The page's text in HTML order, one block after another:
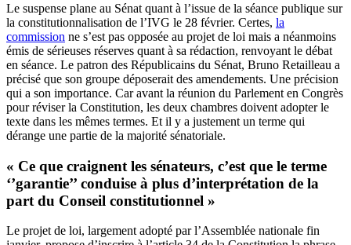
Le suspense plane au Sénat quant à l’issue de la séance publique sur
la constitutionnalisation de l’IVG le 28 février. Certes, la
commission ne s’est pas opposée au projet de loi mais a néanmoins
émis de sérieuses réserves quant à sa rédaction, renvoyant le débat
en séance. Le patron des Républicains du Sénat, Bruno Retailleau a
précisé que son groupe déposerait des amendements. Une précision
qui a son importance. Car avant la réunion du Parlement en Congrès
pour réviser la Constitution, les deux chambres doivent adopter le
texte dans les mêmes termes. Et il y a justement un terme qui
dérange une partie de la majorité sénatoriale.
« Ce que craignent les sénateurs, c’est que le terme
‘’garantie’’ conduise à plus d’interprétation de la
part du Conseil constitutionnel »
Le projet de loi, largement adopté par l’Assemblée nationale fin